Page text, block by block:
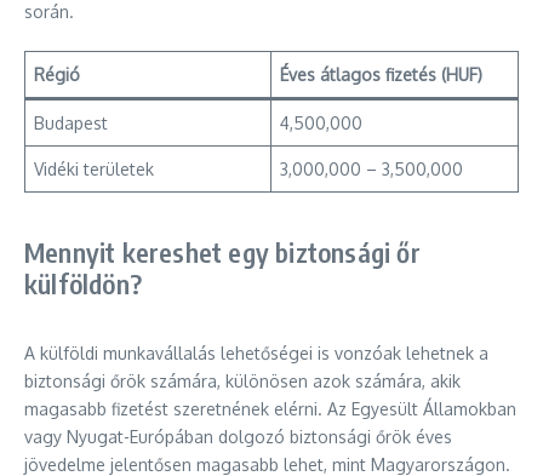
során.
Régió Éves átlagos fizetés (HUF)
Budapest 4,500,000
Vidéki területek 3,000,000 – 3,500,000
Mennyit kereshet egy biztonsági őr
külföldön?
A külföldi munkavállalás lehetőségei is vonzóak lehetnek a
biztonsági őrök számára, különösen azok számára, akik
magasabb fizetést szeretnének elérni. Az Egyesült Államokban
vagy Nyugat-Európában dolgozó biztonsági őrök éves
jövedelme jelentősen magasabb lehet, mint Magyarországon.